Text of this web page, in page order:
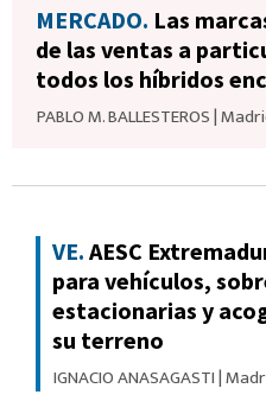
MERCADO. Las
de las ventas a
todos los híbridos
PABLO M. BALLESTEROS|
VE. AESC
para vehículos,
estacionarias y
su terreno
IGNACIO ANASAGASTI|